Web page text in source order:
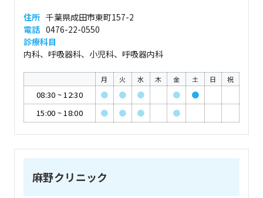
住所 千葉県成田市東町157-2
電話 0476-22-0550
診療科目
内科、呼吸器科、小児科、呼吸器内科
月 火 水 木 金 土 日 祝
08:30 ~12:30 ● ● ● ●
●
15:00 ~18:00 ● ● ● ●
麻野クリニック